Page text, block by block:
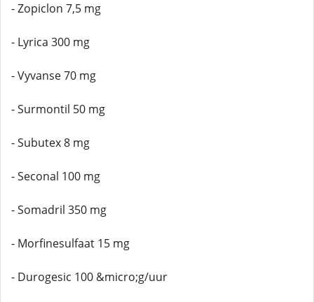
- Zopiclon 7,5 mg
- Lyrica 300 mg
- Vyvanse 70 mg
- Surmontil 50 mg
- Subutex 8 mg
- Seconal 100 mg
- Somadril 350 mg
- Morfinesulfaat 15 mg
- Durogesic 100 &micro;g/uur